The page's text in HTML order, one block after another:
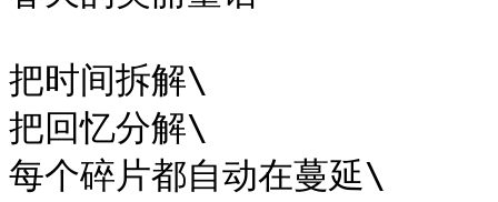
把时间拆解\
把回忆分解\
每个碎片都自动在蔓延\